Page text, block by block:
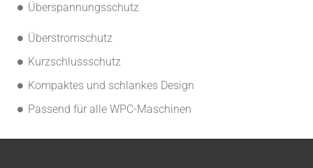
Überspannungsschutz
Überstromschutz
Kurzschlussschutz
Kompaktes und schlankes Design
Passend für alle WPC-Maschinen